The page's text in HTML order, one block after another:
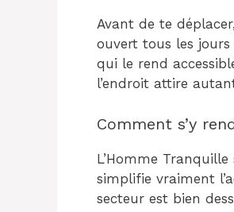
Avant de te
ouvert tous les
qui le rend
l’endroit attire
Comment s’y
L’Homme
simplifie vraiment
secteur est bien